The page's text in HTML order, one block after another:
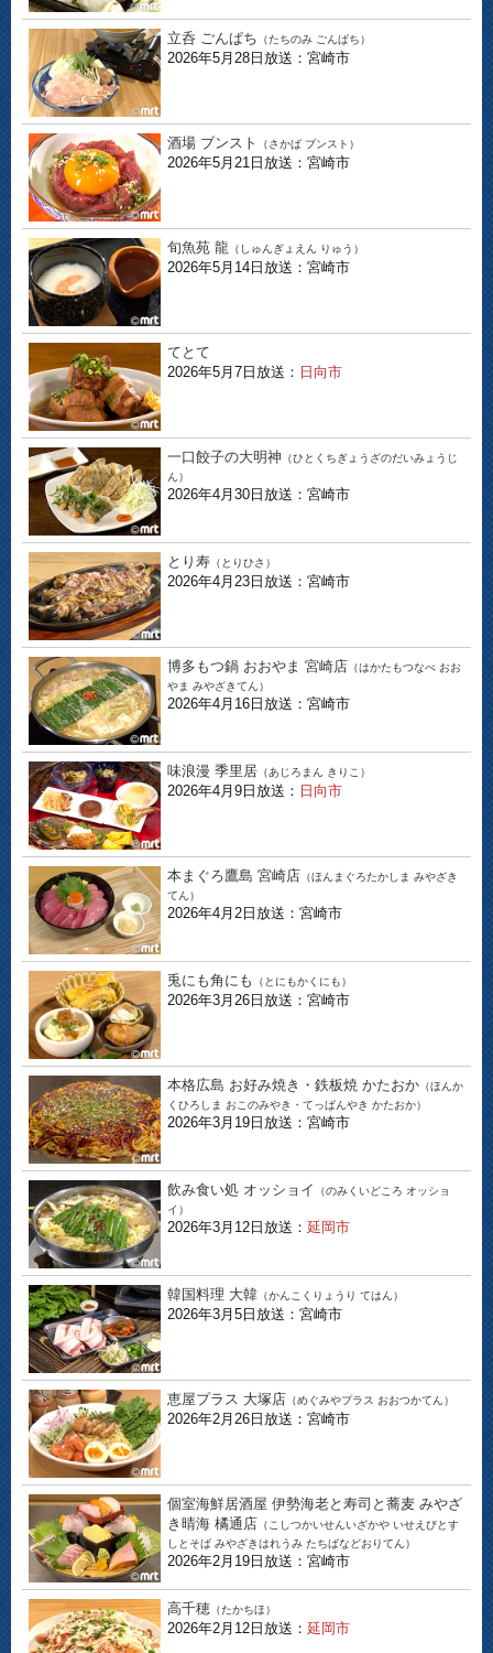
立呑 ごんぱち （たちのみ ごんぱち）
2026年5月28日放送：宮崎市
酒場 ブンスト （さかば ブンスト）
2026年5月21日放送：宮崎市
旬魚苑 龍 （しゅんぎょえん りゅう）
2026年5月14日放送：宮崎市
てとて
2026年5月7日放送： 日向市
一口餃子の大明神 （ひとくちぎょうざのだいみょうじ
ん）
2026年4月30日放送：宮崎市
とり寿 （とりひさ）
2026年4月23日放送：宮崎市
博多もつ鍋 おおやま 宮崎店 （はかたもつなべ おお
やま みやざきてん）
2026年4月16日放送：宮崎市
味浪漫 季里居 （あじろまん きりこ）
2026年4月9日放送： 日向市
本まぐろ鷹島 宮崎店 （ほんまぐろたかしま みやざき
てん）
2026年4月2日放送：宮崎市
兎にも角にも （とにもかくにも）
2026年3月26日放送：宮崎市
本格広島 お好み焼き・鉄板焼 かたおか （ほんか
くひろしま おこのみやき・てっぱんやき かたおか）
2026年3月19日放送：宮崎市
飲み食い処 オッショイ
（のみくいどころ オッショ
イ）
2026年3月12日放送： 延岡市
韓国料理 大韓 （かんこくりょうり てはん）
2026年3月5日放送：宮崎市
恵屋プラス 大塚店 （めぐみやプラス おおつかてん）
2026年2月26日放送：宮崎市
個室海鮮居酒屋 伊勢海老と寿司と蕎麦 みやざ
き晴海 橘通店 （こしつかいせんいざかや いせえびとす
しとそば みやざきはれうみ たちばなどおりてん）
2026年2月19日放送：宮崎市
高千穂 （たかちほ）
2026年2月12日放送： 延岡市